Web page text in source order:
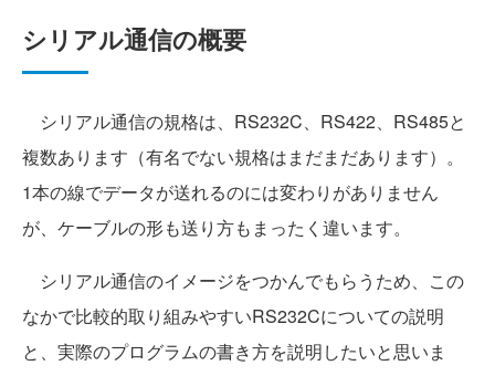
シリアル通信の概要
シリアル通信の規格は、RS232C、RS422、RS485と
複数あります（有名でない規格はまだまだあります）。
1本の線でデータが送れるのには変わりがありません
が、ケーブルの形も送り方もまったく違います。
シリアル通信のイメージをつかんでもらうため、この
なかで比較的取り組みやすいRS232Cについての説明
と、実際のプログラムの書き方を説明したいと思いま